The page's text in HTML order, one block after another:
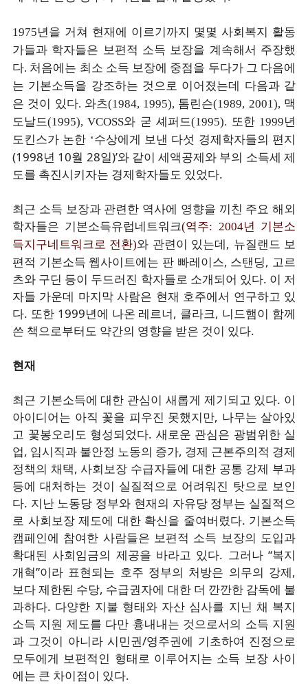
1975년을 거쳐 현재에 이르기까지 몇몇 사회복지 활동
가들과 학자들은 보편적 소득 보장을 계속해서 주장했
다. 처음에는 최소 소득 보장에 중점을 두다가 그 다음에
는 기본소득을 강조하는 것으로 이어졌는데 다음과 같
은 것이 있다. 와츠(1984, 1995), 톰린슨(1989, 2001), 맥
도날드(1995), VCOSS와 굳 셰퍼드(1995). 또한 1999년
도킨스가 논한 ‘수상에게 보낸 다섯 경제학자들의 편지
(1998년 10월 28일)’와 같이세액공제와 부의 소득세 제
도를 촉진시키자는 경제학자들도 있었다.
최근 소득 보장과 관련한 역사에 영향을 끼친 주요 해외
학자들은 기본소득유럽네트워크(역주: 2004년 기본소
득지구네트워크로 전환)와 관련이 있는데, 뉴질랜드 보
편적 기본소득 웹사이트에는 판 빠레이스, 스탠딩, 고르
츠와 구딘 등이 두드러진 학자들로 소개되어 있다. 이 저
자들 가운데 마지막 사람은 현재 호주에서 연구하고 있
다. 또한 1999년에 나온 레르너, 클라크, 니드햄이 함께
쓴 책으로부터도 약간의 영향을 받은 것이 있다.
현재
최근 기본소득에 대한 관심이 새롭게 제기되고 있다. 이
아이디어는 아직 꽃을 피우진 못했지만, 나무는 살아있
고 꽃봉오리도 형성되었다. 새로운 관심은 광범위한 실
업, 임시직과 불안정 노동의 증가, 경제 근본주의적 경제
정책의 채택, 사회보장 수급자들에 대한 공통 강제 부과
등에 대처하는 것이 실질적으로 어려워진 탓으로 보인
다. 지난 노동당 정부와 현재의 자유당 정부는 실질적으
로 사회보장 제도에 대한 확신을 줄여버렸다. 기본소득
캠페인에 참여한 사람들은 보편적 소득 보장의 도입과
확대된 사회임금의 제공을 바라고 있다. 그러나 “복지
개혁”이라 표현되는 호주 정부의 처방은 의무의 강제,
보다 제한된 수당, 수급권자에 대한 더 깐깐한 감독에 불
과하다. 다양한 지불 형태와 자산 심사를 지닌 채 복지
소득 지원 제도를 다만 흉내내는 것으로서의 소득 지원
과 그것이 아니라 시민권/영주권에 기초하여 진정으로
모두에게 보편적인 형태로 이루어지는 소득 보장 사이
에는 큰 차이점이 있다.